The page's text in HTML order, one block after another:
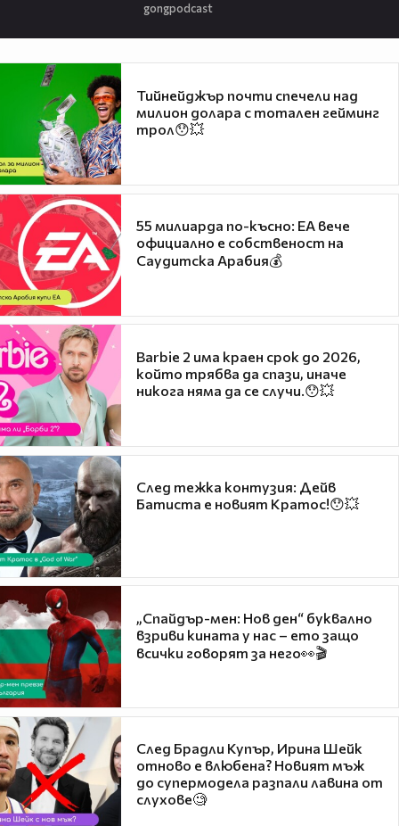
gongpodcast
Тийнейджър почти спечели над
милион долара с тотален гейминг
трол😯💥
55 милиарда по-късно: EA вече
официално е собственост на
Саудитска Арабия💰
Barbie 2 има краен срок до 2026,
който трябва да спази, иначе
никога няма да се случи.😯💥
След тежка контузия: Дейв
Батиста е новият Кратос!😯💥
„Спайдър-мен: Нов ден“ буквално
взриви кината у нас – ето защо
всички говорят за него👀🎬
След Брадли Купър, Ирина Шейк
отново е влюбена? Новият мъж
до супермодела разпали лавина от
слухове🧐